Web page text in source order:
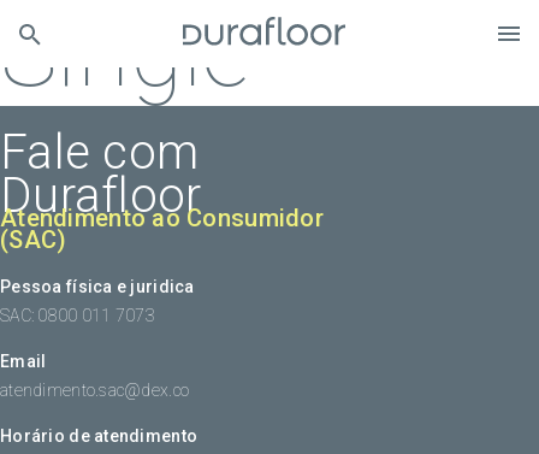
Single
Fale com
Durafloor
Atendimento ao Consumidor
(SAC)
Pessoa física e juridica
SAC: 0800 011 7073
Email
atendimento.sac@dex.co
Horário de atendimento